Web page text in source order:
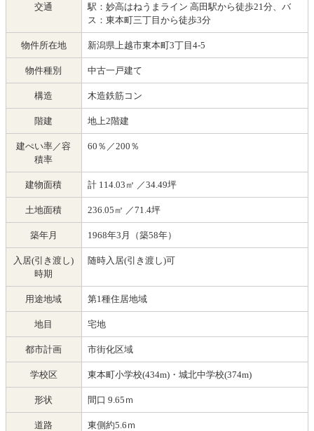
交通
駅：妙高はねうまライン 高田駅から徒歩21分、バ
ス：東本町三丁目から徒歩3分
物件所在地 新潟県上越市東本町3丁目4-5
物件種別 中古一戸建て
構造 木造鉄筋コン
階建 地上2階建
建ぺい率／容
積率
60％／200％
建物面積 計 114.03㎡ ／34.49坪
土地面積 236.05㎡ ／71.4坪
築年月 1968年3月（築58年）
入居(引き渡し)
時期
随時入居(引き渡し)可
用途地域 第1種住居地域
地目 宅地
都市計画 市街化区域
学校区 東本町小学校(434m)・城北中学校(374m)
形状 間口 9.65ｍ
道路 東側約5.6ｍ